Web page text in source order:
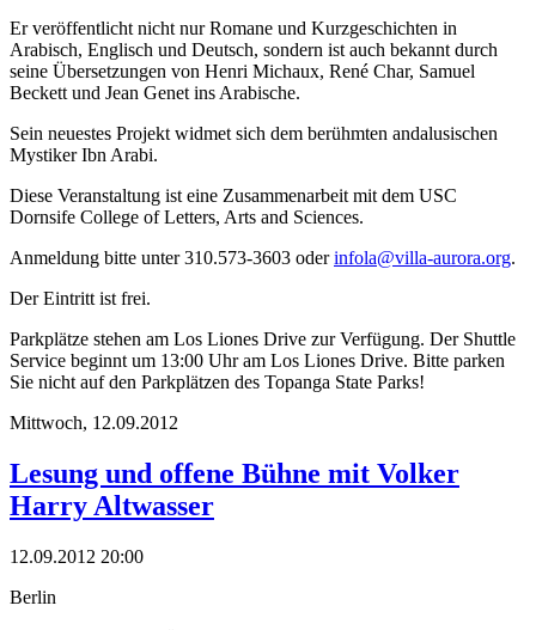
Er veröffentlicht nicht nur Romane und Kurzgeschichten in
Arabisch, Englisch und Deutsch, sondern ist auch bekannt durch
seine Übersetzungen von Henri Michaux, René Char, Samuel
Beckett und Jean Genet ins Arabische.
Sein neuestes Projekt widmet sich dem berühmten andalusischen
Mystiker Ibn Arabi.
Diese Veranstaltung ist eine Zusammenarbeit mit dem USC
Dornsife College of Letters, Arts and Sciences.
Anmeldung bitte unter 310.573-3603 oderinfola@villa-aurora.org.
Der Eintritt ist frei.
Parkplätze stehen am Los Liones Drive zur Verfügung. Der Shuttle
Service beginnt um 13:00 Uhr am Los Liones Drive. Bitte parken
Sie nicht auf den Parkplätzen des Topanga State Parks!
Mittwoch, 12.09.2012
Lesung und offene Bühne mit Volker
Harry Altwasser
12.09.2012 20:00
Berlin